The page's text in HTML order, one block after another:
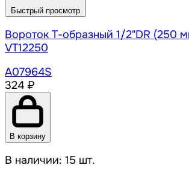
Быстрый просмотр
Вороток Т-образный 1/2"DR (250
VT12250
A07964S
324 ₽
В корзину
В наличии: 15 шт.